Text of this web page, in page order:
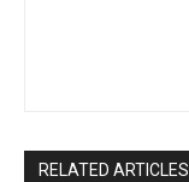
RELATED ARTICLES